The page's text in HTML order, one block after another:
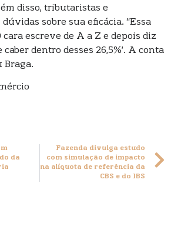
disso, tributaristas e
sobre sua eficácia. “Essa
escreve de A a Z e depois diz
caber dentro desses 26,5%’. A conta
Braga.
da
Fazenda divulga estudo
com simulação de impacto
na alíquota de referência da
CBS e do IBS